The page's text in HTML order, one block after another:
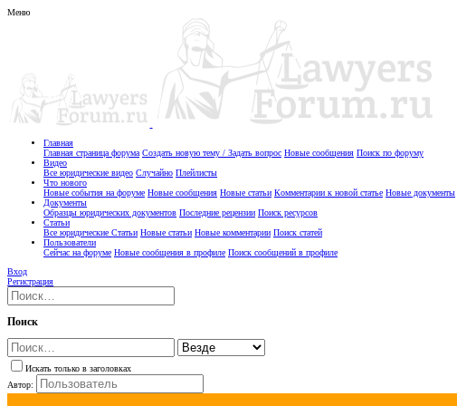
Меню
Главная
Главная страница форума Создать новую тему / Задать вопрос Новые сообщения Поиск по форуму
Видео
Все юридические видео Случайно Плейлисты
Что нового
Новые события на форуме Новые сообщения Новые статьи Комментарии к новой статье Новые документы
Документы
Образцы юридических документов Последние рецензии Поиск ресурсов
Статьи
Все юридические Статьи Новые статьи Новые комментарии Поиск статей
Пользователи
Сейчас на форуме Новые сообщения в профиле Поиск сообщений в профиле
Вход
Регистрация
Поиск
Искать только в заголовках
Автор: